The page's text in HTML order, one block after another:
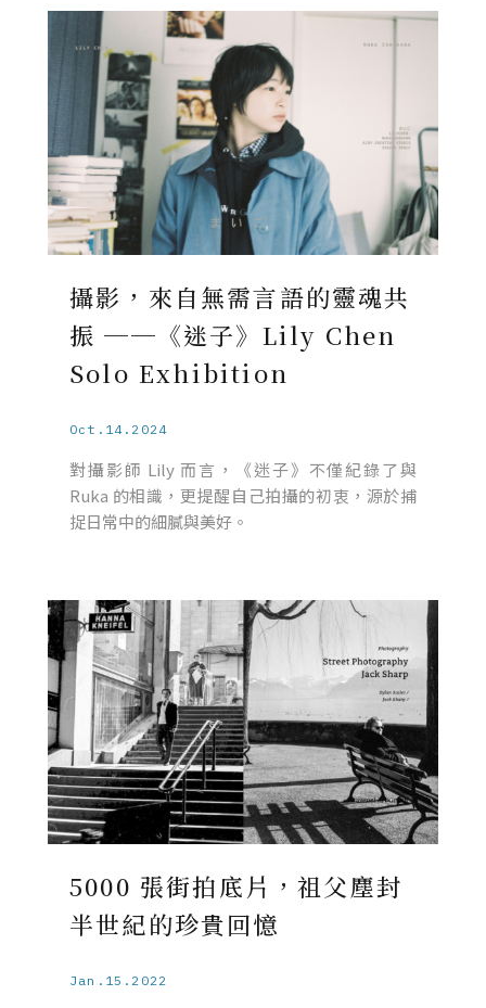
攝影，來自無需言語的靈魂共
振 ──《迷子》Lily Chen
Solo Exhibition
Oct.14.2024
對攝影師 Lily 而言，《迷子》不僅紀錄了與
Ruka 的相識，更提醒自己拍攝的初衷，源於捕
捉日常中的細膩與美好。
5000 張街拍底片，祖父塵封
半世紀的珍貴回憶
Jan.15.2022